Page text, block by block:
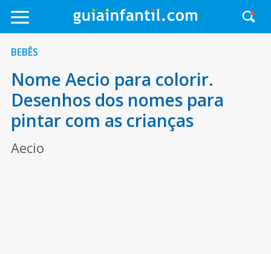
BEBÊS
Nome Aecio para colorir.
Desenhos dos nomes para
pintar com as crianças
Aecio